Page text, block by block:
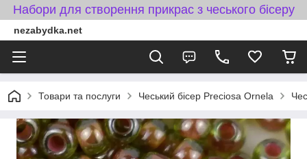
Набори для створення прикрас з чеського бісеру
nezabydka.net
Товари та послуги Чеський бісер Preciosa Ornela